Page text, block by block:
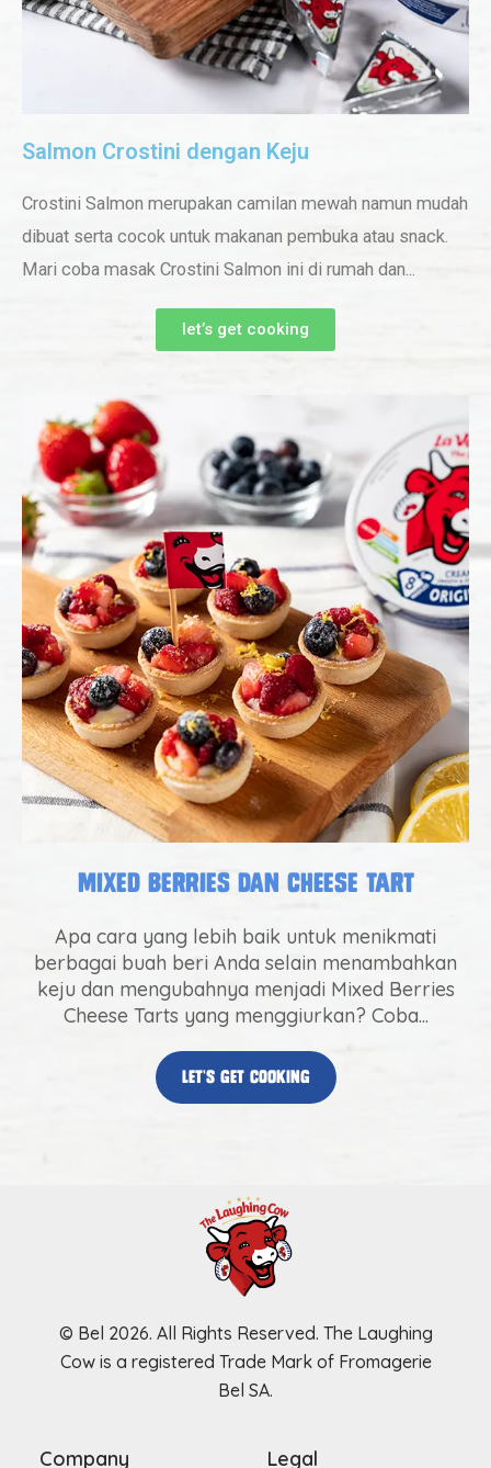
Salmon Crostini dengan Keju
Crostini Salmon merupakan camilan mewah namun mudah
dibuat serta cocok untuk makanan pembuka atau snack.
Mari coba masak Crostini Salmon ini di rumah dan...
let’s get cooking
Mixed Berries dan Cheese Tart
Apa cara yang lebih baik untuk menikmati
berbagai buah beri Anda selain menambahkan
keju dan mengubahnya menjadi Mixed Berries
Cheese Tarts yang menggiurkan? Coba...
let’s get cooking
© Bel 2026. All Rights Reserved. The Laughing
Cow is a registered Trade Mark of Fromagerie
Bel SA.
Company Legal